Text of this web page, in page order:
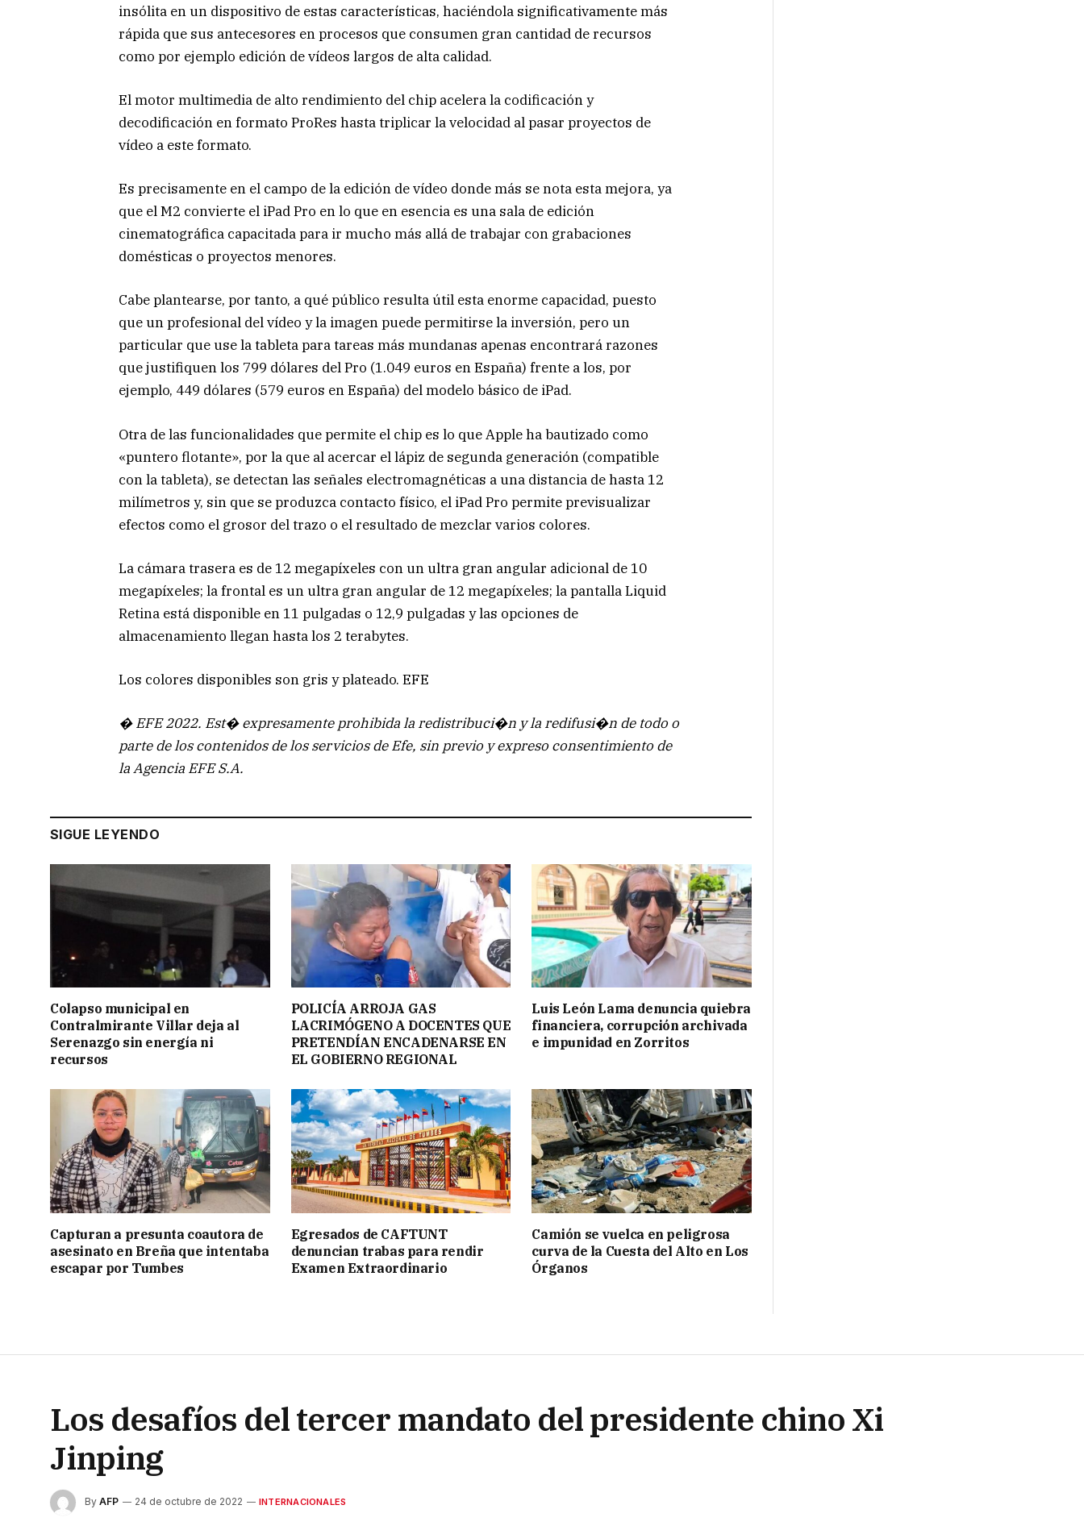
insólita en un dispositivo de estas características, haciéndola significativamente más
rápida que sus antecesores en procesos que consumen gran cantidad de recursos
como por ejemplo edición de vídeos largos de alta calidad.
El motor multimedia de alto rendimiento del chip acelera la codificación y
decodificación en formato ProRes hasta triplicar la velocidad al pasar proyectos de
vídeo a este formato.
Es precisamente en el campo de la edición de vídeo donde más se nota esta mejora, ya
que el M2 convierte el iPad Pro en lo que en esencia es una sala de edición
cinematográfica capacitada para ir mucho más allá de trabajar con grabaciones
domésticas o proyectos menores.
Cabe plantearse, por tanto, a qué público resulta útil esta enorme capacidad, puesto
que un profesional del vídeo y la imagen puede permitirse la inversión, pero un
particular que use la tableta para tareas más mundanas apenas encontrará razones
que justifiquen los 799 dólares del Pro (1.049 euros en España) frente a los, por
ejemplo, 449 dólares (579 euros en España) del modelo básico de iPad.
Otra de las funcionalidades que permite el chip es lo que Apple ha bautizado como
«puntero flotante», por la que al acercar el lápiz de segunda generación (compatible
con la tableta), se detectan las señales electromagnéticas a una distancia de hasta 12
milímetros y, sin que se produzca contacto físico, el iPad Pro permite previsualizar
efectos como el grosor del trazo o el resultado de mezclar varios colores.
La cámara trasera es de 12 megapíxeles con un ultra gran angular adicional de 10
megapíxeles; la frontal es un ultra gran angular de 12 megapíxeles; la pantalla Liquid
Retina está disponible en 11 pulgadas o 12,9 pulgadas y las opciones de
almacenamiento llegan hasta los 2 terabytes.
Los colores disponibles son gris y plateado. EFE
� EFE 2022. Est� expresamente prohibida la redistribuci�n y la redifusi�n de todo o
parte de los contenidos de los servicios de Efe, sin previo y expreso consentimiento de
la Agencia EFE S.A.
SIGUE LEYENDO
Colapso municipal en
Contralmirante Villar deja al
Serenazgo sin energía ni
recursos
POLICÍA ARROJA GAS
LACRIMÓGENO A DOCENTES QUE
PRETENDÍAN ENCADENARSE EN
EL GOBIERNO REGIONAL
Luis León Lama denuncia quiebra
financiera, corrupción archivada
e impunidad en Zorritos
Capturan a presunta coautora de
asesinato en Breña que intentaba
escapar por Tumbes
Egresados de CAFTUNT
denuncian trabas para rendir
Examen Extraordinario
Camión se vuelca en peligrosa
curva de la Cuesta del Alto en Los
Órganos
Los desafíos del tercer mandato del presidente chino Xi
Jinping
By AFP 24 de octubre de 2022 INTERNACIONALES